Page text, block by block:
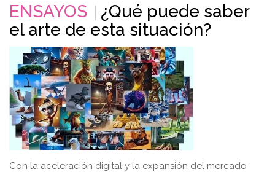
ENSAYOS
¿Qué puede saber
el arte de esta situación?
Con la aceleración digital y la expansión del mercado